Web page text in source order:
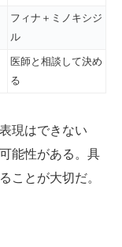
フィナ＋ミノキシジ
ル
医師と相談して決め
る
現はできない
能性がある。具
ことが大切だ。